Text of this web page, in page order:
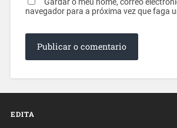
navegador para a próxima vez que faga
EDITA